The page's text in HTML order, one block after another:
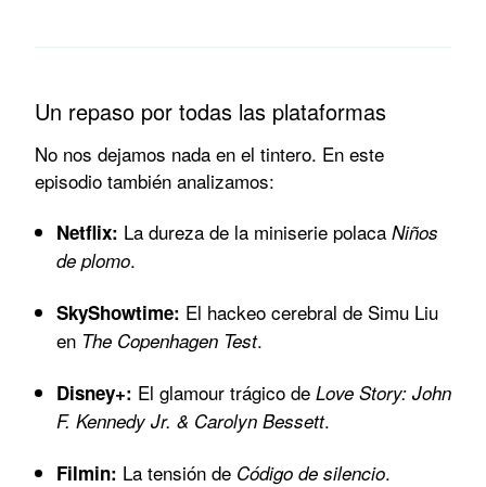
Un repaso por todas las plataformas
No nos dejamos nada en el tintero. En este
episodio también analizamos:
Netflix: La dureza de la miniserie polaca Niños
de plomo.
SkyShowtime: El hackeo cerebral de Simu Liu
en The Copenhagen Test.
Disney+: El glamour trágico de Love Story: John
F. Kennedy Jr. & Carolyn Bessett.
Filmin: La tensión de Código de silencio.